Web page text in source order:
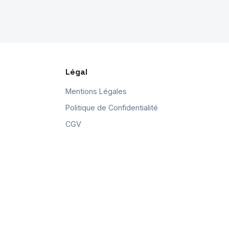
Légal
Mentions Légales
Politique de Confidentialité
CGV